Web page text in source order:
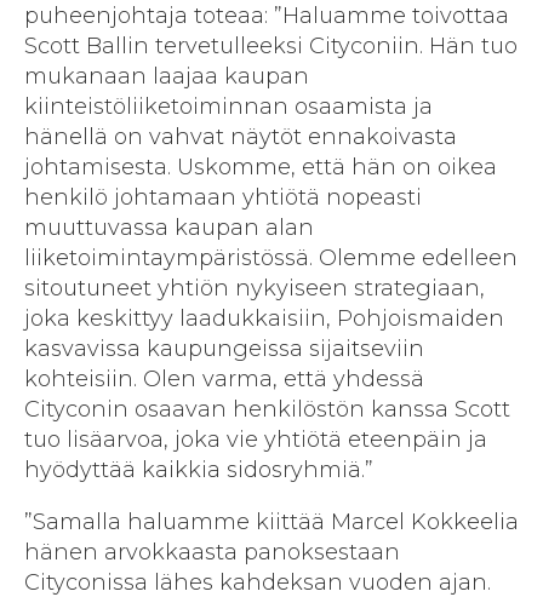
puheenjohtaja toteaa: ”Haluamme toivottaa
Scott Ballin tervetulleeksi Cityconiin. Hän tuo
mukanaan laajaa kaupan
kiinteistöliiketoiminnan osaamista ja
hänellä on vahvat näytöt ennakoivasta
johtamisesta. Uskomme, että hän on oikea
henkilö johtamaan yhtiötä nopeasti
muuttuvassa kaupan alan
liiketoimintaympäristössä. Olemme edelleen
sitoutuneet yhtiön nykyiseen strategiaan,
joka keskittyy laadukkaisiin, Pohjoismaiden
kasvavissa kaupungeissa sijaitseviin
kohteisiin. Olen varma, että yhdessä
Cityconin osaavan henkilöstön kanssa Scott
tuo lisäarvoa, joka vie yhtiötä eteenpäin ja
hyödyttää kaikkia sidosryhmiä.”
”Samalla haluamme kiittää Marcel Kokkeelia
hänen arvokkaasta panoksestaan
Cityconissa lähes kahdeksan vuoden ajan.